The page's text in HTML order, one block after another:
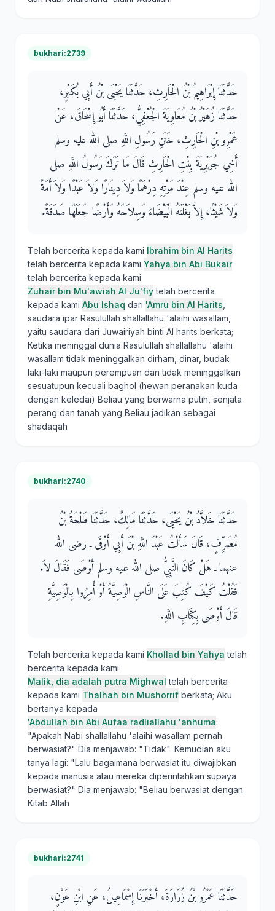
bukhari:2739
حَدَّثَنَا إِبْرَاهِيمُ بْنُ الْحَارِثِ، حَدَّثَنَا يَحْيَى بْنُ أَبِي بُكَيْرٍ،
حَدَّثَنَا زُهَيْرُ بْنُ مُعَاوِيَةَ الْجُعْفِيُّ، حَدَّثَنَا أَبُو إِسْحَاقَ، عَنْ
عَمْرِو بْنِ الْحَارِثِ، خَتَنِ رَسُولِ اللَّهِ صلى الله عليه وسلم
أَخِي جُوَيْرِيَةَ بِنْتِ الْحَارِثِ قَالَ مَا تَرَكَ رَسُولُ اللَّهِ صلى
الله عليه وسلم عِنْدَ مَوْتِهِ دِرْهَمًا وَلاَ دِينَارًا وَلاَ عَبْدًا وَلاَ أَمَةً
وَلاَ شَيْئًا، إِلاَّ بَغْلَتَهُ الْبَيْضَاءَ وَسِلاَحَهُ وَأَرْضًا جَعَلَهَا صَدَقَةً‏.‏
Telah bercerita kepada kami Ibrahim bin Al Harits
telah bercerita kepada kami Yahya bin Abi Bukair
telah bercerita kepada kami
Zuhair bin Mu'awiah Al Ju'fiytelah bercerita
kepada kami Abu Ishaq dari 'Amru bin Al Harits
saudara ipar Rasulullah shallallahu 'alaihi wasallam,
yaitu saudara dari Juwairiyah binti Al harits berkata;
Ketika meninggal dunia Rasulullah shallallahu 'alaihi
wasallam tidak meninggalkan dirham, dinar, budak
laki-laki maupun perempuan dan tidak meninggalkan
sesuatupun kecuali baghol (hewan peranakan kuda
dengan keledai) Beliau yang berwarna putih, senjata
perang dan tanah yang Beliau jadikan sebagai
shadaqah
bukhari:2740
حَدَّثَنَا خَلاَّدُ بْنُ يَحْيَى، حَدَّثَنَا مَالِكٌ، حَدَّثَنَا طَلْحَةُ بْنُ
مُصَرِّفٍ، قَالَ سَأَلْتُ عَبْدَ اللَّهِ بْنَ أَبِي أَوْفَى ـ رضى الله
عنهما ـ هَلْ كَانَ النَّبِيُّ صلى الله عليه وسلم أَوْصَى فَقَالَ لاَ‏.‏
فَقُلْتُ كَيْفَ كُتِبَ عَلَى النَّاسِ الْوَصِيَّةُ أَوْ أُمِرُوا بِالْوَصِيَّةِ
قَالَ أَوْصَى بِكِتَابِ اللَّهِ‏.‏
Telah bercerita kepada kami Khollad bin Yahya telah
bercerita kepada kami
Malik, dia adalah putra Mighwal telah bercerita
kepada kami Thalhah bin Mushorrif berkata; Aku
bertanya kepada
'Abdullah bin Abi Aufaa radliallahu 'anhuma:
"Apakah Nabi shallallahu 'alaihi wasallam pernah
berwasiat?" Dia menjawab: "Tidak". Kemudian aku
tanya lagi: "Lalu bagaimana berwasiat itu diwajibkan
kepada manusia atau mereka diperintahkan supaya
berwasiat?" Dia menjawab: "Beliau berwasiat dengan
Kitab Allah
bukhari:2741
حَدَّثَنَا عَمْرُو بْنُ زُرَارَةَ، أَخْبَرَنَا إِسْمَاعِيلُ، عَنِ ابْنِ عَوْنٍ،